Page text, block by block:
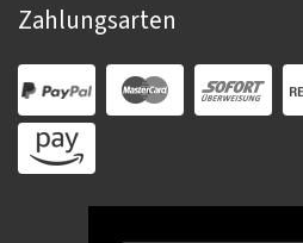
Zahlungsarten